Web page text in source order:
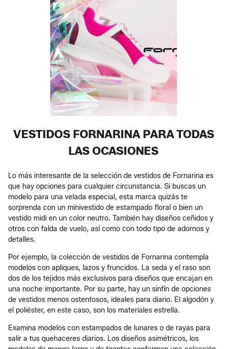
VESTIDOS FORNARINA PARA TODAS
LAS OCASIONES
Lo más interesante de la selección de vestidos de Fornarina es
que hay opciones para cualquier circunstancia. Si buscas un
modelo para una velada especial, esta marca quizás te
sorprenda con un minivestido de estampado floral o bien un
vestido midi en un color neutro. También hay diseños ceñidos y
otros con falda de vuelo, así como con todo tipo de adornos y
detalles.
Por ejemplo, la colección de vestidos de Fornarina contempla
modelos con apliques, lazos y fruncidos. La seda y el raso son
dos de los tejidos más exclusivos para diseños que encajan en
una noche importante. Por su parte, hay un sinfín de opciones
de vestidos menos ostentosos, ideales para diario. El algodón y
el poliéster, en este caso, son los materiales estrella.
Examina modelos con estampados de lunares o de rayas para
salir a tus quehaceres diarios. Los diseños asimétricos, los